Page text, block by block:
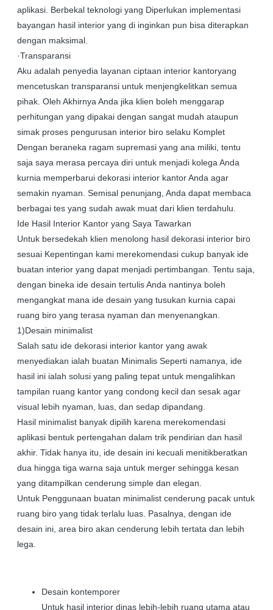
aplikasi. Berbekal teknologi yang Diperlukan implementasi
bayangan hasil interior yang di inginkan pun bisa diterapkan
dengan maksimal.
·Transparansi
Aku adalah penyedia layanan ciptaan interior kantoryang
mencetuskan transparansi untuk menjengkelitkan semua
pihak. Oleh Akhirnya Anda jika klien boleh menggarap
perhitungan yang dipakai dengan sangat mudah ataupun
simak proses pengurusan interior biro selaku Komplet
Dengan beraneka ragam supremasi yang ana miliki, tentu
saja saya merasa percaya diri untuk menjadi kolega Anda
kurnia memperbarui dekorasi interior kantor Anda agar
semakin nyaman. Semisal penunjang, Anda dapat membaca
berbagai tes yang sudah awak muat dari klien terdahulu.
Ide Hasil Interior Kantor yang Saya Tawarkan
Untuk bersedekah klien menolong hasil dekorasi interior biro
sesuai Kepentingan kami merekomendasi cukup banyak ide
buatan interior yang dapat menjadi pertimbangan. Tentu saja,
dengan bineka ide desain tertulis Anda nantinya boleh
mengangkat mana ide desain yang tusukan kurnia capai
ruang biro yang terasa nyaman dan menyenangkan.
1)Desain minimalist
Salah satu ide dekorasi interior kantor yang awak
menyediakan ialah buatan Minimalis Seperti namanya, ide
hasil ini ialah solusi yang paling tepat untuk mengalihkan
tampilan ruang kantor yang condong kecil dan sesak agar
visual lebih nyaman, luas, dan sedap dipandang.
Hasil minimalist banyak dipilih karena merekomendasi
aplikasi bentuk pertengahan dalam trik pendirian dan hasil
akhir. Tidak hanya itu, ide desain ini kecuali menitikberatkan
dua hingga tiga warna saja untuk merger sehingga kesan
yang ditampilkan cenderung simple dan elegan.
Untuk Penggunaan buatan minimalist cenderung pacak untuk
ruang biro yang tidak terlalu luas. Pasalnya, dengan ide
desain ini, area biro akan cenderung lebih tertata dan lebih
lega.
Desain kontemporer
Untuk hasil interior dinas lebih-lebih ruang utama atau